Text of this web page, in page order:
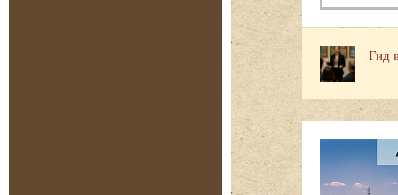
Гид